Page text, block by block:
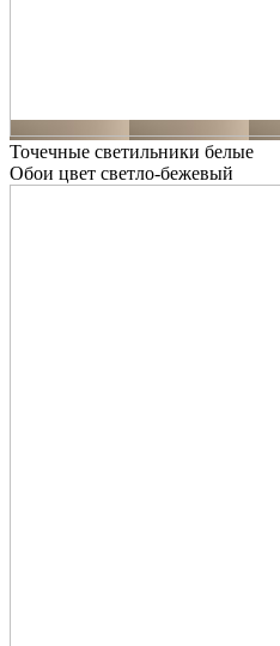
Точечные светильники белые
Обои цвет светло-бежевый